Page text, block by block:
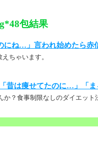
包結果
にね…」言われ始めたら
ちゃいます。
「昔は痩せてたのに…」「
か？食事制限なしのダイエッ